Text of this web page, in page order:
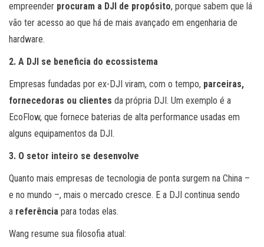
empreender procuram a DJI de propósito, porque sabem que lá
vão ter acesso ao que há de mais avançado em engenharia de
hardware.
2. A DJI se beneficia do ecossistema
Empresas fundadas por ex-DJI viram, com o tempo, parceiras,
fornecedoras ou clientes da própria DJI. Um exemplo é a
EcoFlow, que fornece baterias de alta performance usadas em
alguns equipamentos da DJI.
3. O setor inteiro se desenvolve
Quanto mais empresas de tecnologia de ponta surgem na China –
e no mundo –, mais o mercado cresce. E a DJI continua sendo
a referência para todas elas.
Wang resume sua filosofia atual: